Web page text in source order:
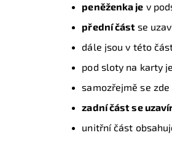
peněženka je v
přední část se
dále jsou v této
pod sloty na karty
samozřejmě se
zadní část se
unitřní část